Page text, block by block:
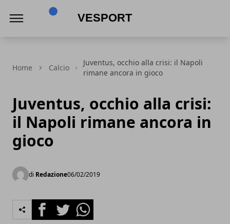
Home Calcio
Juventus, occhio alla crisi: il Napoli
rimane ancora in gioco
Juventus, occhio alla crisi:
il Napoli rimane ancora in
gioco
di Redazione06/02/2019
FacebookTwitterWhatsapp